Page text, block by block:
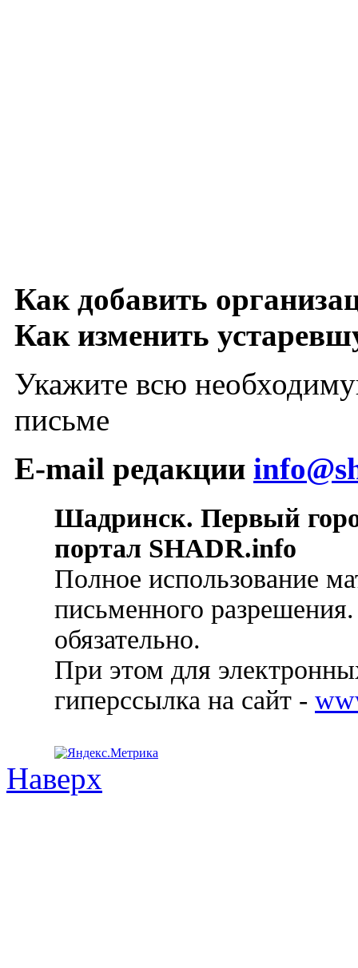
Как добавить
Как изменить
Укажите всю
письме
E-mail редакции
Шадринск. Первый
портал SHADR.info
Полное использование
письменного
обязательно.
При этом для
гиперссылка на сайт -
Наверх